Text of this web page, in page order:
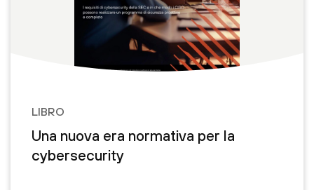
LIBRO
Una nuova era normativa per la
cybersecurity